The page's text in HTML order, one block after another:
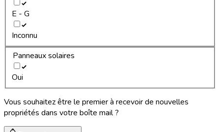
E - G
Inconnu
Panneaux solaires
Oui
Vous souhaitez être le premier à recevoir de nouvelles
propriétés dans votre boîte mail ?